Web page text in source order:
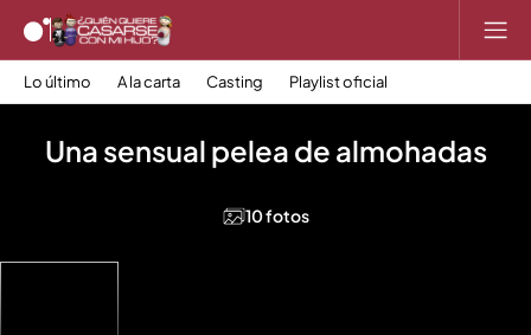
Lo último A la carta Casting Playlist oficial
Una sensual pelea de almohadas
10 fotos